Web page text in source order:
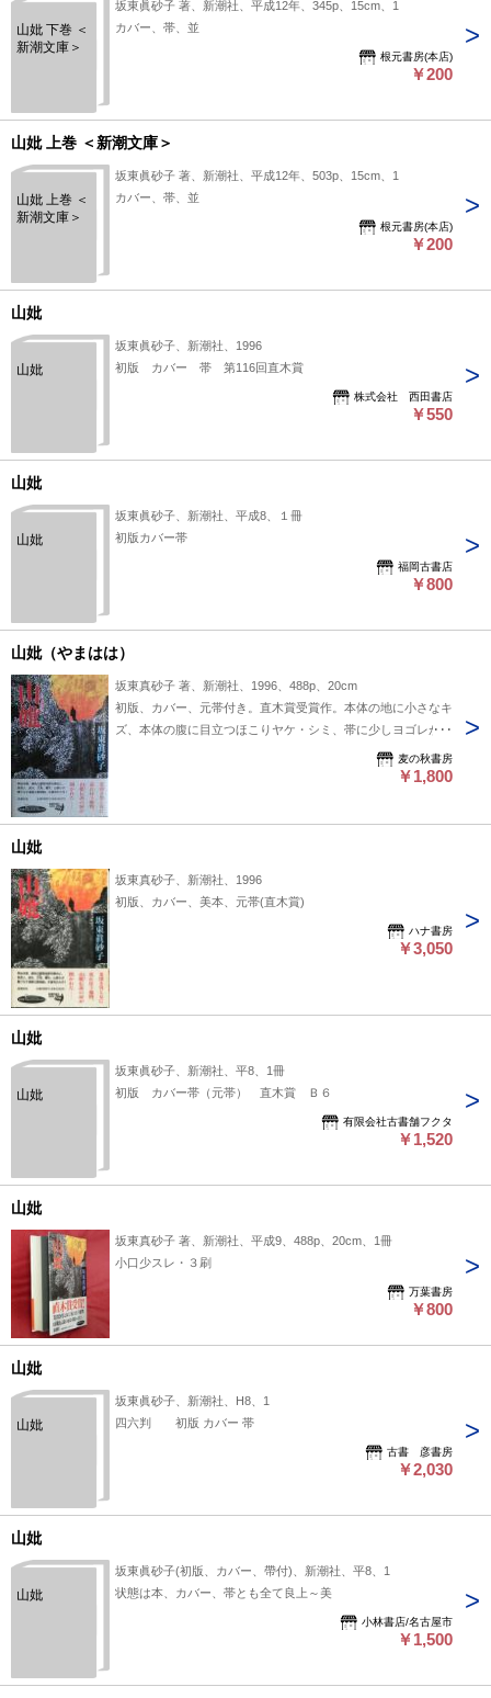
山妣 下巻 ＜
新潮文庫＞
坂東眞砂子 著、新潮社、平成12年、345p、15cm、1
カバー、帯、並
根元書房(本店)
￥200
山妣 上巻 ＜新潮文庫＞
山妣 上巻 ＜
新潮文庫＞
坂東眞砂子 著、新潮社、平成12年、503p、15cm、1
カバー、帯、並
根元書房(本店)
￥200
山妣
山妣
坂東眞砂子、新潮社、1996
初版 カバー 帯 第116回直木賞
株式会社 西田書店
￥550
山妣
山妣
坂東眞砂子、新潮社、平成8、１冊
初版カバー帯
福岡古書店
￥800
山妣（やまはは）
坂東真砂子 著、新潮社、1996、488p、20cm
初版、カバー、元帯付き。直木賞受賞作。本体の地に小さなキ
ズ、本体の腹に目立つほこりヤケ・シミ、帯に少しヨゴレがあ
麦の秋書房
￥1,800
山妣
坂東真砂子、新潮社、1996
初版、カバー、美本、元帯(直木賞)
ハナ書房
￥3,050
山妣
山妣
坂東眞砂子、新潮社、平8、1冊
初版 カバー帯（元帯） 直木賞 Ｂ６
有限会社古書舗フクタ
￥1,520
山妣
坂東真砂子 著、新潮社、平成9、488p、20cm、1冊
小口少スレ・３刷
万葉書房
￥800
山妣
山妣
坂東眞砂子、新潮社、H8、1
四六判 初版 カバー 帯
古書 彦書房
￥2,030
山妣
山妣
坂東眞砂子(初版、カバー、帶付)、新潮社、平8、1
状態は本、カバー、帯とも全て良上～美
小林書店/名古屋市
￥1,500